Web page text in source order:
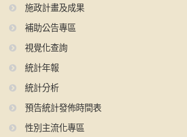
施政計畫及成果
補助公告專區
視覺化查詢
統計年報
統計分析
預告統計發佈時間表
性別主流化專區